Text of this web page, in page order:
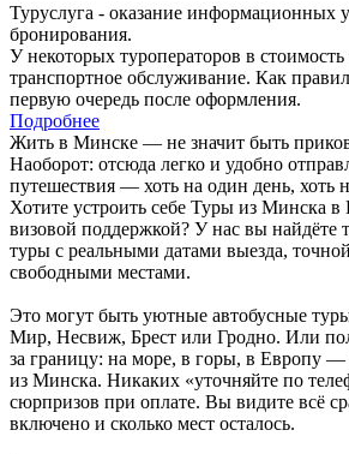
Туруслуга - оказание информационных
бронирования.
У некоторых туроператоров в стоимость
транспортное обслуживание. Как
первую очередь после оформления.
Подробнее
Жить в Минске — не значит быть
Наоборот: отсюда легко и удобно
путешествия — хоть на один день, хоть
Хотите устроить себе Туры из Минска
визовой поддержкой? У нас вы найдёте
туры с реальными датами выезда,
свободными местами.
Это могут быть уютные автобусные
Мир, Несвиж, Брест или Гродно. Или
за границу: на море, в горы, в Европу —
из Минска. Никаких «уточняйте по
сюрпризов при оплате. Вы видите всё
включено и сколько мест осталось.